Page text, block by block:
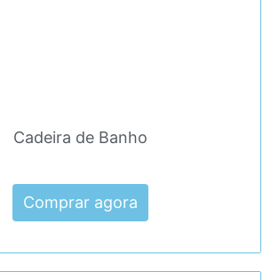
Cadeira de Banho
Comprar agora